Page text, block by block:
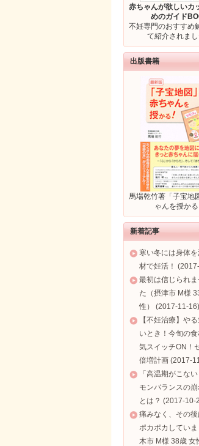
赤ちゃんが欲しいカ
めのガイド
不妊専門のおすすめ
て紹介されまし
出版書籍
馬場乾竹著「子宝地
ゃんを授かる
新着記事
寒い冬には身体
材で妊活！
最初は信じられま
た（摂津市 M様
性） (2017-11-16)
【不妊治療】や
いとき！今旬の
気スイッチON！
倍増計画 (2017-
「高温期がこな
モンバランスの崩
とは？ (2017-10-
痛みなく、その
ポカポカしてい
木市 M様 38歳 女